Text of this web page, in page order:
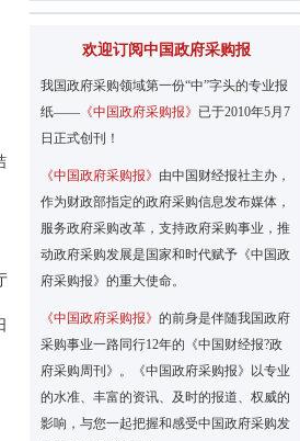
欢迎订阅中国政府采购报
我国政府采购领域第一份“中”字头的专业报
纸—— 《中国政府采购报》 已于2010年5月7
日正式创刊！
《中国政府采购报》 由中国财经报社主办，
作为财政部指定的政府采购信息发布媒体，
服务政府采购改革，支持政府采购事业，推
动政府采购发展是国家和时代赋予《中国政
府采购报》的重大使命。
《中国政府采购报》 的前身是伴随我国政府
采购事业一路同行12年的《中国财经报?政
府采购周刊》。《中国政府采购报》以专业
的水准、丰富的资讯、及时的报道、权威的
影响，与您一起把握和感受中国政府采购发